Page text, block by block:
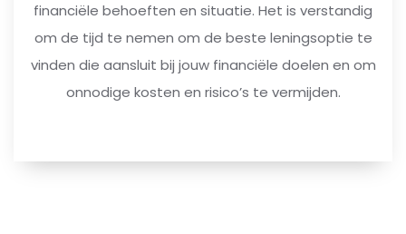
financiële behoeften en situatie. Het is verstandig
om de tijd te nemen om de beste leningsoptie te
vinden die aansluit bij jouw financiële doelen en om
onnodige kosten en risico’s te vermijden.